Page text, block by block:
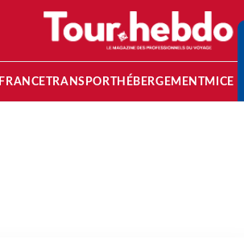
FRANCETRANSPORT HÉBERGEMENTMICE